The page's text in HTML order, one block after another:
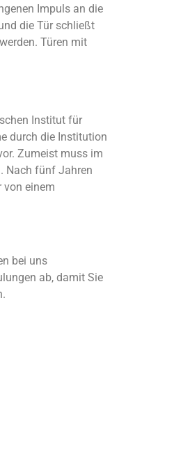
Impuls an die
die Tür schließt
Türen mit
Institut für
durch die Institution
Zumeist muss im
Nach fünf Jahren
von einem
bei uns
ab, damit Sie